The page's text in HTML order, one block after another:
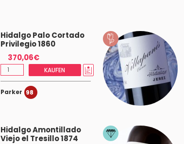
Hidalgo Palo Cortado
Privilegio 1860
370,06€
KAUFEN
Parker 98
Hidalgo Amontillado
Viejo el Tresillo 1874